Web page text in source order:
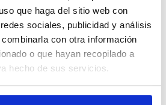
que haga del sitio web con
sociales, publicidad y análisis
con otra información
o que hayan recopilado a
hecho de sus servicios.
By Month
Jump to month
Preceding Day
Following Day